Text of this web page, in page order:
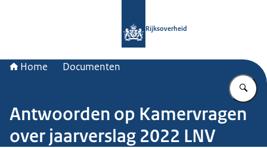
Rijksoverheid
Home Documenten
Antwoorden op Kamervragen
over jaarverslag 2022 LNV